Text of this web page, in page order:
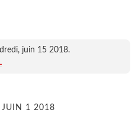
juin 15 2018.
JUIN 1 2018